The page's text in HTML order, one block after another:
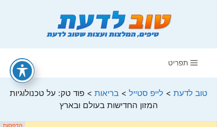
תפריט
טוב לדעת > לייפ סטייל > בריאות > פוד טק: על טכנולוגיות
המזון החדישות בעולם ובארץ